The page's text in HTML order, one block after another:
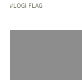
LOGI FLAG